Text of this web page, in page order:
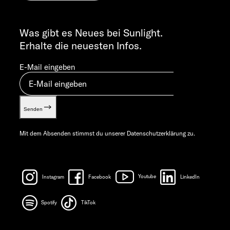
info@sunlight.de
Gewichts­informationen
Let’s play!
Was gibt es Neues bei Sunlight.
Erhalte die neuesten Infos.
E-Mail eingeben
Senden
Mit dem Absenden stimmst du unserer Datenschutzerklärung zu.
Instagram Facebook Youtube LinkedIn
Spotify TikTok